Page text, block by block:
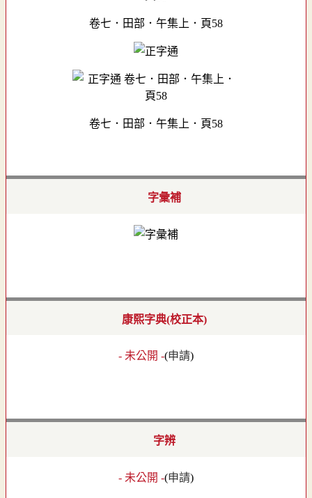
卷七．田部．午集上．頁58
卷七．田部．午集上．頁58
字彙補
康熙字典(校正本)
- 未公開 -(申請)
字辨
- 未公開 -(申請)